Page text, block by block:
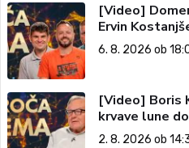
[Video]
Ervin
tema, 6. 8.
6. 8. 2026 ob
[Video] Boris
krvave lune
vesolju (Vroča
2. 8. 2026 ob